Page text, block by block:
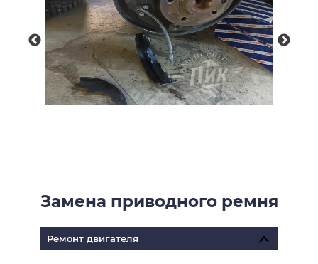
Замена приводного ремня
Ремонт двигателя